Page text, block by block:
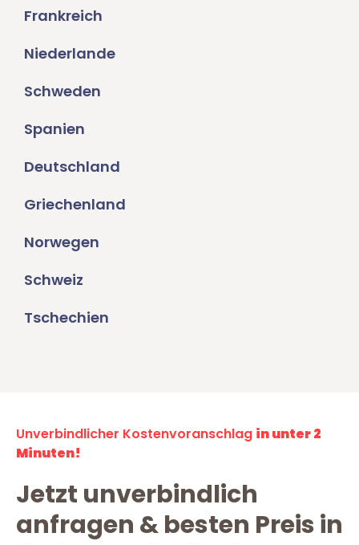
Frankreich
Niederlande
Schweden
Spanien
Deutschland
Griechenland
Norwegen
Schweiz
Tschechien
Unverbindlicher Kostenvoranschlag in unter 2
Minuten!
Jetzt unverbindlich
anfragen & besten Preis in